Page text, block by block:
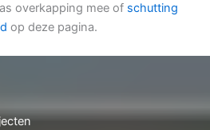
overkapping mee of schutting
op deze pagina.